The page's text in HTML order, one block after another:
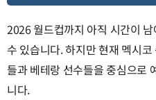
2026 월드컵까지 아직 시간이
수 있습니다. 하지만 현재 멕시
들과 베테랑 선수들을 중심으로
니다.